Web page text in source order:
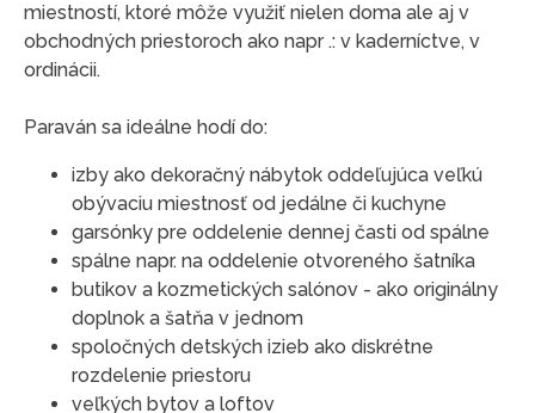
miestností, ktoré môže využiť nielen doma ale aj v
obchodných priestoroch ako napr .: v kaderníctve, v
ordinácii.
Paraván sa ideálne hodí do:
izby ako dekoračný nábytok oddeľujúca veľkú
obývaciu miestnosť od jedálne či kuchyne
garsónky pre oddelenie dennej časti od spálne
spálne napr. na oddelenie otvoreného šatníka
butikov a kozmetických salónov - ako originálny
doplnok a šatňa v jednom
spoločných detských izieb ako diskrétne
rozdelenie priestoru
veľkých bytov a loftov